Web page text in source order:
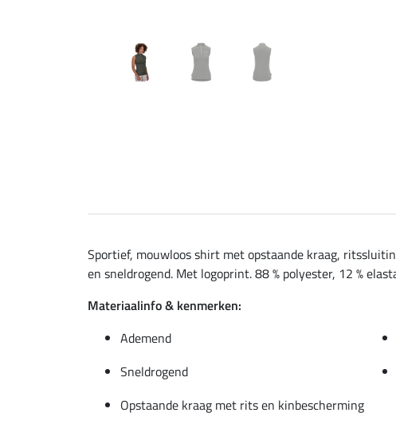
Sportief, mouwloos shirt met opstaande kraag,
en sneldrogend. Met logoprint. 88 % polyester, 12 %
Materiaalinfo & kenmerken:
Ademend
Sneldrogend
Opstaande kraag met rits en kinbescherming